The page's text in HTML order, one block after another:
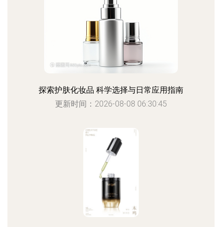
探索护肤化妆品 科学选择与日常应用指南
更新时间：2026-08-08 06:30:45